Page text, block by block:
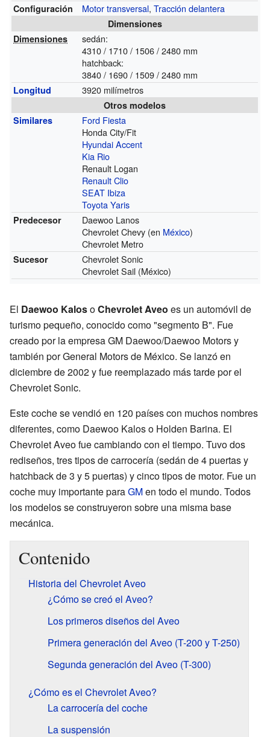
Configuración Motor transversal,Tracción delantera
Dimensiones
Dimensiones
sedán:
4310 / 1710 / 1506 / 2480 mm
hatchback:
3840 / 1690 / 1509 / 2480 mm
Longitud 3920 milímetros
Otros modelos
Similares
Ford Fiesta
Honda City/Fit
Hyundai Accent
Kia Rio
Renault Logan
Renault Clio
SEAT Ibiza
Toyota Yaris
Predecesor
Daewoo Lanos
Chevrolet Chevy (en México)
Chevrolet Metro
Sucesor
Chevrolet Sonic
Chevrolet Sail (México)
El Daewoo KalosoChevrolet Aveo es un automóvil de
turismo pequeño, conocido como "segmento B". Fue
creado por la empresa GM Daewoo/Daewoo Motors y
también por General Motors de México. Se lanzó en
diciembre de 2002 y fue reemplazado más tarde por el
Chevrolet Sonic.
Este coche se vendió en 120 países con muchos nombres
diferentes, como Daewoo Kalos o Holden Barina. El
Chevrolet Aveo fue cambiando con el tiempo. Tuvo dos
rediseños, tres tipos de carrocería (sedán de 4 puertas y
hatchback de 3 y 5 puertas) y cinco tipos de motor. Fue un
coche muy importante paraGMen todo el mundo. Todos
los modelos se construyeron sobre una misma base
mecánica.
Contenido
Historia del Chevrolet Aveo
¿Cómo se creó el Aveo?
Los primeros diseños del Aveo
Primera generación del Aveo (T-200 y T-250)
Segunda generación del Aveo (T-300)
¿Cómo es el Chevrolet Aveo?
La carrocería del coche
La suspensión